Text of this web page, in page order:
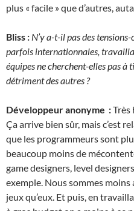
plus « facile » que d’autres,
Bliss : N’y a-t-il pas des
parfois internationnales,
équipes ne cherchent-elles pas
détriment des autres ?
Développeur anonyme :Très
Ça arrive bien sûr, mais c’est
que les programmeurs sont
beaucoup moins de
game designers, level
exemple. Nous sommes
jeux qu’eux. Et puis, en